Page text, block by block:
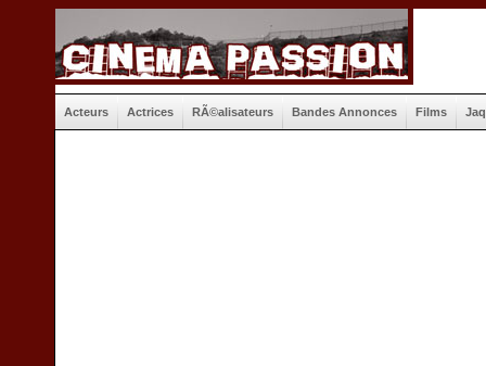
Acteurs Actrices RÃ©alisateurs Bandes Annonces Films